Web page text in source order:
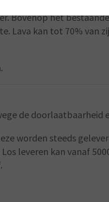
Bovenop het
Lava kan tot 70% van
de doorlaatbaarheid
worden steeds
leveren kan vanaf